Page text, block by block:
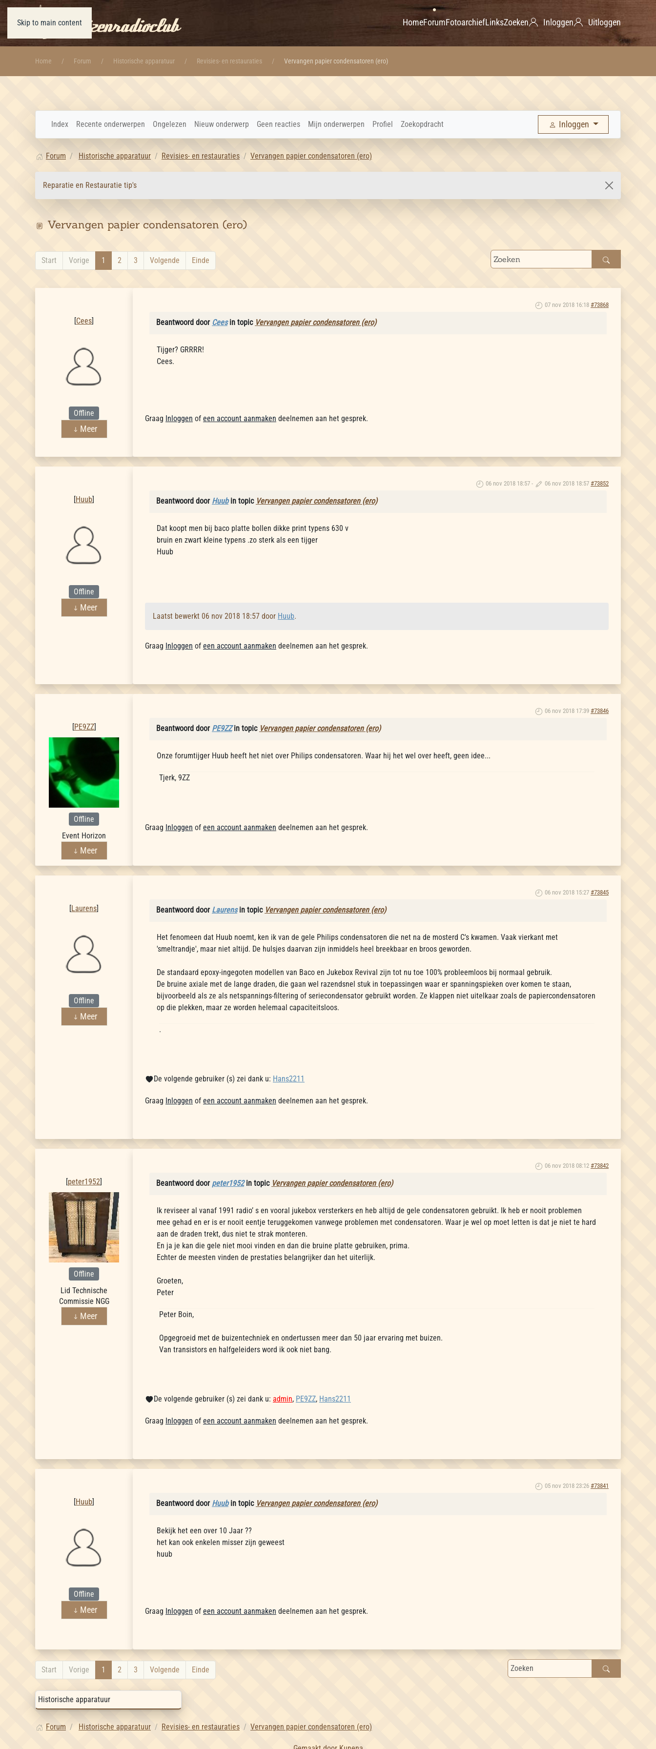
Skip to main content HomeForumFotoarchiefLinksZoeken Inloggen Uitloggen
Home Forum Historische apparatuur Revisies- en restauraties Vervangen papier condensatoren (ero)
Index Recente onderwerpen Ongelezen Nieuw onderwerp Geen reacties Mijn onderwerpen Profiel Zoekopdracht Inloggen
Forum Historische apparatuur Revisies- en restauraties Vervangen papier condensatoren (ero)
Reparatie en Restauratie tip's
Vervangen papier condensatoren (ero)
Start Vorige 1 2 3 Volgende Einde
[Cees]
Offline
Meer
07 nov 2018 16:18 #73868
Beantwoord door Ceesin topic Vervangen papier condensatoren (ero)
Tijger? GRRRR!
Cees.
Graag Inloggen of een account aanmaken deelnemen aan het gesprek.
[Huub]
Offline
Meer
06 nov 2018 18:57 - 06 nov 2018 18:57 #73852
Beantwoord door Huubin topic Vervangen papier condensatoren (ero)
Dat koopt men bij baco platte bollen dikke print typens 630 v
bruin en zwart kleine typens .zo sterk als een tijger
Huub
Laatst bewerkt 06 nov 2018 18:57 door Huub.
Graag Inloggen of een account aanmaken deelnemen aan het gesprek.
[PE9ZZ]
Offline
Event Horizon
Meer
06 nov 2018 17:39 #73846
Beantwoord door PE9ZZin topic Vervangen papier condensatoren (ero)
Onze forumtijger Huub heeft het niet over Philips condensatoren. Waar hij het wel over heeft, geen idee...
Tjerk, 9ZZ
Graag Inloggen of een account aanmaken deelnemen aan het gesprek.
[Laurens]
Offline
Meer
06 nov 2018 15:27 #73845
Beantwoord door Laurensin topic Vervangen papier condensatoren (ero)
Het fenomeen dat Huub noemt, ken ik van de gele Philips condensatoren die net na de mosterd C's kwamen. Vaak vierkant met
'smeltrandje', maar niet altijd. De hulsjes daarvan zijn inmiddels heel breekbaar en broos geworden.
De standaard epoxy-ingegoten modellen van Baco en Jukebox Revival zijn tot nu toe 100% probleemloos bij normaal gebruik.
De bruine axiale met de lange draden, die gaan wel razendsnel stuk in toepassingen waar er spanningspieken over komen te staan,
bijvoorbeeld als ze als netspannings-filtering of seriecondensator gebruikt worden. Ze klappen niet uitelkaar zoals de papiercondensatoren
op die plekken, maar ze worden helemaal capaciteitsloos.
.
De volgende gebruiker (s) zei dank u: Hans2211
Graag Inloggen of een account aanmaken deelnemen aan het gesprek.
[peter1952]
Offline
Lid Technische
Commissie NGG
Meer
06 nov 2018 08:12 #73842
Beantwoord door peter1952in topic Vervangen papier condensatoren (ero)
Ik reviseer al vanaf 1991 radio’ s en vooral jukebox versterkers en heb altijd de gele condensatoren gebruikt. Ik heb er nooit problemen
mee gehad en er is er nooit eentje teruggekomen vanwege problemen met condensatoren. Waar je wel op moet letten is dat je niet te hard
aan de draden trekt, dus niet te strak monteren.
En ja je kan die gele niet mooi vinden en dan die bruine platte gebruiken, prima.
Echter de meesten vinden de prestaties belangrijker dan het uiterlijk.
Groeten,
Peter
Peter Boin,
Opgegroeid met de buizentechniek en ondertussen meer dan 50 jaar ervaring met buizen.
Van transistors en halfgeleiders word ik ook niet bang.
De volgende gebruiker (s) zei dank u: admin, PE9ZZ, Hans2211
Graag Inloggen of een account aanmaken deelnemen aan het gesprek.
[Huub]
Offline
Meer
05 nov 2018 23:26 #73841
Beantwoord door Huubin topic Vervangen papier condensatoren (ero)
Bekijk het een over 10 Jaar ??
het kan ook enkelen misser zijn geweest
huub
Graag Inloggen of een account aanmaken deelnemen aan het gesprek.
Start Vorige 1 2 3 Volgende Einde
Forum Historische apparatuur Revisies- en restauraties Vervangen papier condensatoren (ero)